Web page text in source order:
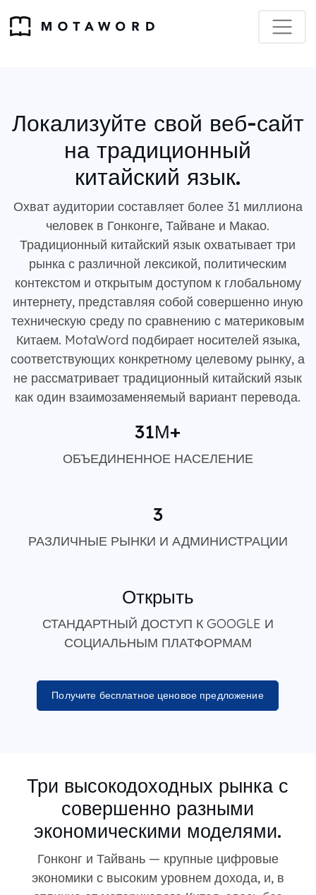
Локализуйте свой веб-сайт
на традиционный
китайский язык.
Охват аудитории составляет более 31 миллиона
человек в Гонконге, Тайване и Макао.
Традиционный китайский язык охватывает три
рынка с различной лексикой, политическим
контекстом и открытым доступом к глобальному
интернету, представляя собой совершенно иную
техническую среду по сравнению с материковым
Китаем. MotaWord подбирает носителей языка,
соответствующих конкретному целевому рынку, а
не рассматривает традиционный китайский язык
как один взаимозаменяемый вариант перевода.
31М+
ОБЪЕДИНЕННОЕ НАСЕЛЕНИЕ
3
РАЗЛИЧНЫЕ РЫНКИ И АДМИНИСТРАЦИИ
Открыть
СТАНДАРТНЫЙ ДОСТУП К GOOGLE И
СОЦИАЛЬНЫМ ПЛАТФОРМАМ
Получите бесплатное ценовое предложение
Три высокодоходных рынка с
совершенно разными
экономическими моделями.
Гонконг и Тайвань — крупные цифровые
экономики с высоким уровнем дохода, и, в